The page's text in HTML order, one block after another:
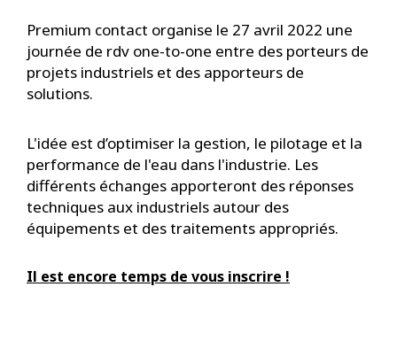
Premium contact organise le 27 avril 2022 une
journée de rdv one-to-one entre des porteurs de
projets industriels et des apporteurs de
solutions.
L'idée est d’optimiser la gestion, le pilotage et la
performance de l'eau dans l'industrie. Les
différents échanges apporteront des réponses
techniques aux industriels autour des
équipements et des traitements appropriés.
Il est encore temps de vous inscrire !